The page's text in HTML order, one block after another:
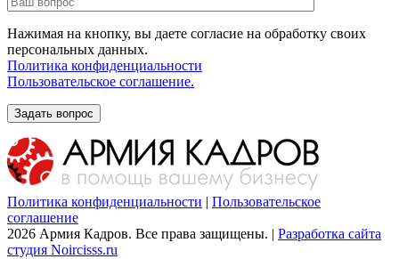
Нажимая на кнопку, вы даете согласие на обработку своих
персональных данных.
Политика конфиденциальности
Пользовательское соглашение.
Политика конфиденциальности | Пользовательское
соглашение
2026 Армия Кадров. Все права защищены. | Разработка сайта
студия Noircisss.ru